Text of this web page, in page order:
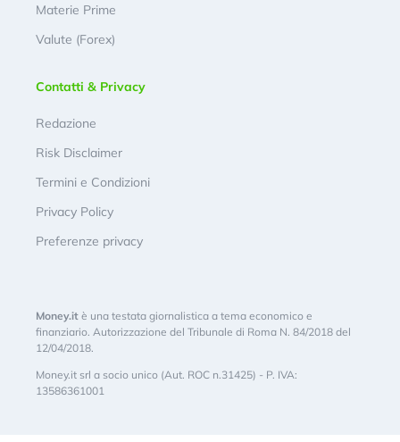
Materie Prime
Valute (Forex)
Contatti & Privacy
Redazione
Risk Disclaimer
Termini e Condizioni
Privacy Policy
Preferenze privacy
Money.it è una testata giornalistica a tema economico e
finanziario. Autorizzazione del Tribunale di Roma N. 84/2018 del
12/04/2018.
Money.it srl a socio unico (Aut. ROC n.31425) - P. IVA:
13586361001